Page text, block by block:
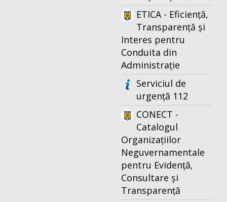
ETICA - Eficiență,
Transparență și
Interes pentru
Conduita din
Administrație
Serviciul de
urgență 112
CONECT -
Catalogul
Organizațiilor
Neguvernamentale
pentru Evidență,
Consultare și
Transparență